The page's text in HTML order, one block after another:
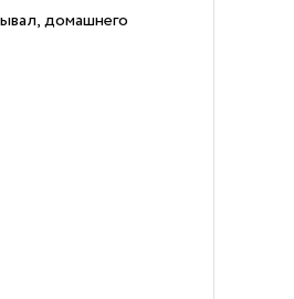
домашнего